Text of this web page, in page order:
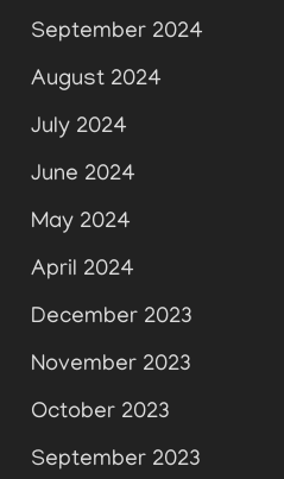
September 2024
August 2024
July 2024
June 2024
May 2024
April 2024
December 2023
November 2023
October 2023
September 2023